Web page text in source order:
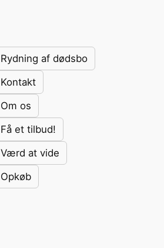
Rydning af dødsbo
Kontakt
Om os
Få et tilbud!
Værd at vide
Opkøb